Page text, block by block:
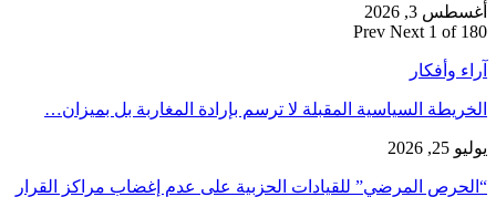
أغسطس 3, 2026
Prev Next 1 of 180
آراء وأفكار
الخريطة السياسية المقبلة لا ترسم بإرادة المغاربة بل بميزان…
يوليو 25, 2026
“الحرص المرضي” للقيادات الحزبية على عدم إغضاب مراكز القرار